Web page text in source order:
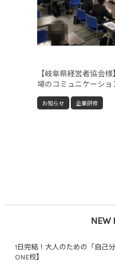
【岐阜県経営者協会
場のコミュニケーショ
お知らせ 企業研修
NEW
1日完結！大人のための「自己
ONE校】